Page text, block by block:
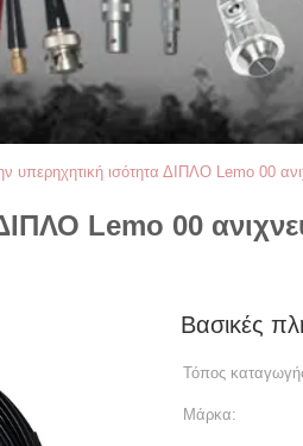
υπερηχητική ισότητα ΔΙΠΛΟ Lemo 00
Lemo 00
Βασικές
Τόπος
Μάρκα: